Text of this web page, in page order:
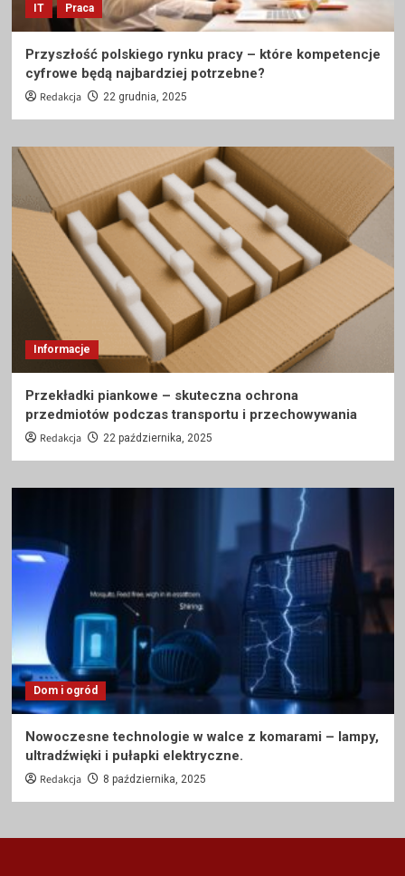
IT Praca
Przyszłość polskiego rynku pracy – które kompetencje
cyfrowe będą najbardziej potrzebne?
Redakcja 22 grudnia, 2025
Informacje
Przekładki piankowe – skuteczna ochrona
przedmiotów podczas transportu i przechowywania
Redakcja 22 października, 2025
Dom i ogród
Nowoczesne technologie w walce z komarami – lampy,
ultradźwięki i pułapki elektryczne.
Redakcja 8 października, 2025